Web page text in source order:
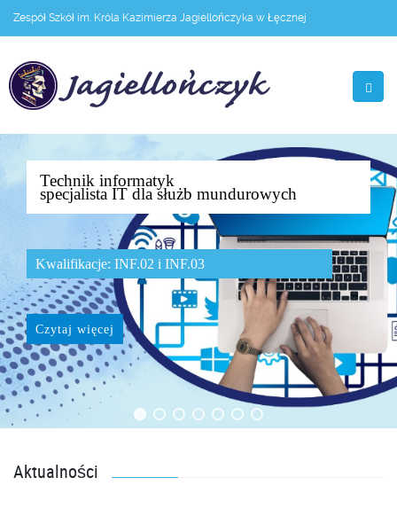
Zespół Szkół im. Króla Kazimierza Jagiellończyka w Łęcznej
Technik informatyk
specjalista IT dla służb mundurowych
Kwalifikacje: INF.02 i INF.03
Czytaj więcej
Aktualności